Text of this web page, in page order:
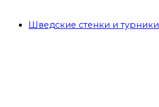
Шведские стенки и турники